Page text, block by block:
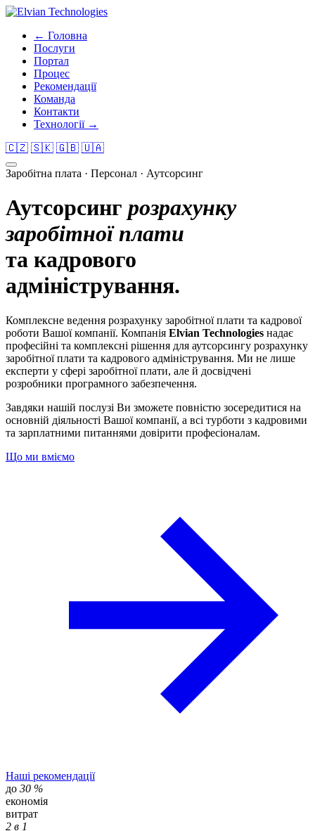
← Головна
Послуги
Портал
Процес
Рекомендації
Команда
Контакти
Технології →
🇨🇿 🇸🇰 🇬🇧 🇺🇦
Заробітна плата · Персонал · Аутсорсинг
Аутсорсинг розрахунку
заробітної плати
та кадрового
адміністрування.
Комплексне ведення розрахунку заробітної плати та кадрової
роботи Вашої компанії. Компанія Elvian Technologies надає
професійні та комплексні рішення для аутсорсингу розрахунку
заробітної плати та кадрового адміністрування. Ми не лише
експерти у сфері заробітної плати, але й досвідчені
розробники програмного забезпечення.
Завдяки нашій послузі Ви зможете повністю зосередитися на
основній діяльності Вашої компанії, а всі турботи з кадровими
та зарплатними питаннями довірити професіоналам.
Що ми вміємо
Наші рекомендації
до 30 %
економія
витрат
2 в 1